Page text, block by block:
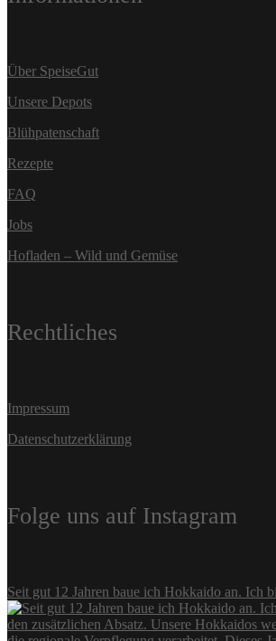
Über SpeiseGut
Unsere Depots
Blühpatenschaft
Rezepte
FAQ
Jobs
Hofladen – Wild und Gemüse
Rechtliches
Impressum
Datenschutzerklärung
Folge uns auf Instagram
Seit gut 12 Jahren baue ich Hokkaido an. Ich